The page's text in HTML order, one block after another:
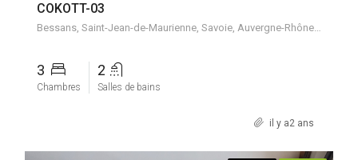
COKOTT-03
Bessans, Saint-Jean-de-Maurienne, Savoie, Auvergne-Rhône-Alpes, France métropolitaine, 73480, France
3
Chambres
2
Salles de bains
il y a2 ans